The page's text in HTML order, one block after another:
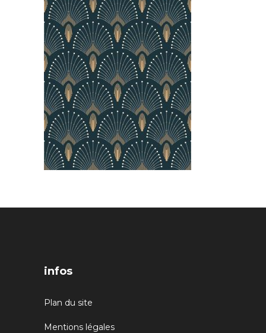
infos
Plan du site
Mentions légales